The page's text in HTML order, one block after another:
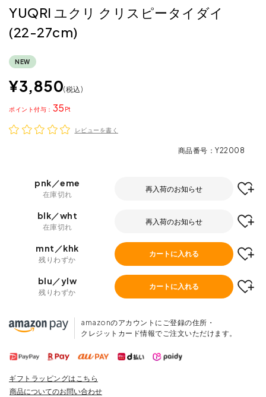
YUQRI ユクリ クリスピータイダイ
(22-27cm)
NEW
¥3,850 税込
35
ポイント
レビューを書く
商品番号 Y22008
pnk／eme
在庫切れ
再入荷のお知らせ
blk／wht
在庫切れ
再入荷のお知らせ
mnt／khk
残りわずか
カートに入れる
blu／ylw
残りわずか
カートに入れる
amazonのアカウントにご登録の住所・
クレジットカード情報でご注文いただけます。
ギフトラッピングはこちら
商品についてのお問い合わせ